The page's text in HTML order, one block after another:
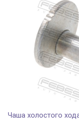
Чаша холостого